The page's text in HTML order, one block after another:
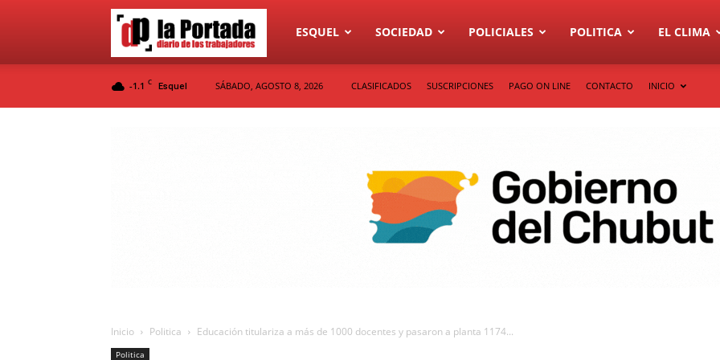
Diario
ESQUEL SOCIEDAD POLICIALES POLITICA EL CLIMA
-1.1 C Esquel SÁBADO, AGOSTO 8, 2026 CLASIFICADOS SUSCRIPCIONES PAGO ON LINE CONTACTO INICIO
Inicio Politica Educación titulariza a más de 1000 docentes y pasaron a planta 1174...
Politica